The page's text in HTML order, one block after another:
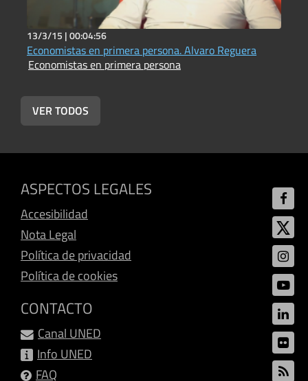
13/3/15 |00:04:56
Economistas en primera persona. Alvaro Reguera
Economistas en primera persona
VER TODOS
ASPECTOS LEGALES
Accesibilidad
Nota Legal
Política de privacidad
Política de cookies
CONTACTO
Canal UNED
Info UNED
FAQ